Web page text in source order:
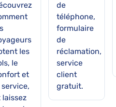
les
le
et
laissez
de
téléphone,
formulaire
de
réclamation,
service
client
gratuit.